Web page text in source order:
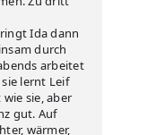
Ida dann
durch
arbeitet
lernt Leif
sie, aber
gut. Auf
wärmer,